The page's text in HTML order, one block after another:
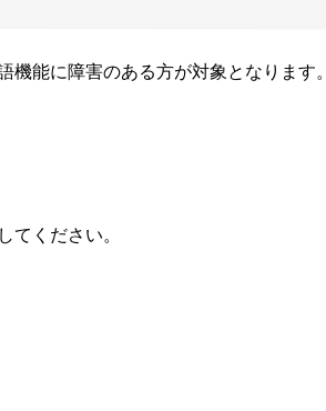
能に障害のある方が対象となります。
てください。